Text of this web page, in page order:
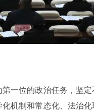
一位的政治任务，坚
机制和常态化、法治